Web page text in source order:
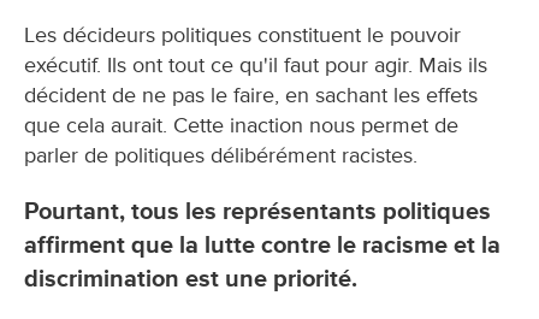
Les décideurs politiques constituent le pouvoir
exécutif. Ils ont tout ce qu'il faut pour agir. Mais ils
décident de ne pas le faire, en sachant les effets
que cela aurait. Cette inaction nous permet de
parler de politiques délibérément racistes.
Pourtant, tous les représentants politiques
affirment que la lutte contre le racisme et la
discrimination est une priorité.